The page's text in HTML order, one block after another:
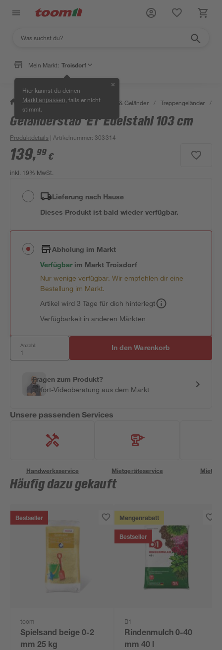
Mein Markt: Troisdorf
Hier kannst du deinen
Markt anpassen , falls er nicht
stimmt.
✕
/ Bauen & Renovieren / Treppen & Geländer / Treppengeländer /
Geländerstab 'E1' Edelstahl 103 cm
Produktdetails | Artikelnummer:303314
139,99 €
inkl. 19% MwSt.
Lieferung nach Hause
Dieses Produkt ist bald wieder verfügbar.
Abholung im Markt
Verfügbar im MarktTroisdorf
Nur wenige verfügbar. Wir empfehlen dir eine
Bestellung im Markt.
Artikel wird 3 Tage für dich hinterlegt
Verfügbarkeit in anderen Märkten
Anzahl: In den Warenkorb
Fragen zum Produkt?
Sofort-Videoberatung aus dem Markt
Unsere passenden Services
Handwerksservice Mietgeräteservice
Häufig dazu gekauft
Bestseller
toom
Spielsand beige 0-2
mm 25 kg
Mengenrabatt
Bestseller
B1
Rindenmulch 0-40
mm 40 l